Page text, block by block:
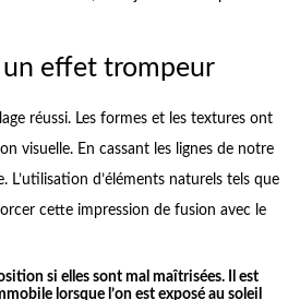
un effet trompeur
réussi. Les formes et les textures ont
visuelle. En cassant les lignes de notre
d’éléments naturels tels que
cette impression de fusion avec le
si elles sont mal maîtrisées. Il est
lorsque l’on est exposé au soleil